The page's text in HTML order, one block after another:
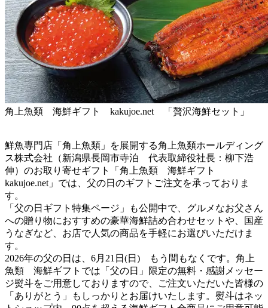
角上魚類 海鮮ギフト kakujoe.net 「贅沢海鮮セット」
鮮魚専門店「角上魚類」を展開する角上魚類ホールディング
ス株式会社（新潟県長岡市寺泊 代表取締役社長：柳下浩
伸）のお取り寄せギフト「角上魚類 海鮮ギフト
kakujoe.net」では、父の日のギフトご注文を承っておりま
す。
「父の日ギフト特集ページ」も公開中で、グルメなお父さん
への贈り物におすすめの豪華海鮮詰め合わせセットや、国産
うなぎなど、お店で人気の商品を手軽にお選びいただけま
す。
2026年の父の日は、6月21日(日) もう間もなくです。角上
魚類 海鮮ギフトでは「父の日」限定の無料・感謝メッセー
ジ熨斗をご用意しておりますので、ご注文いただいた皆様の
「ありがとう」もしっかりとお届けいたします。熨斗はネッ